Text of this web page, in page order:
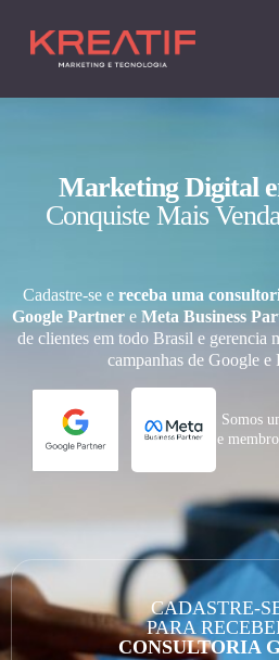
Marketing Digital
Conquiste Mais
Cadastre-se e receba uma
Google Partner e Meta Business
de clientes em todo Brasil e gerencia
campanhas de Google e
Somos
e
CADASTRE-
PARA
CONSULTORIA